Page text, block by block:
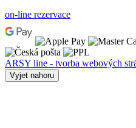
on-line rezervace
ARSY line - tvorba webových
Vyjet nahoru